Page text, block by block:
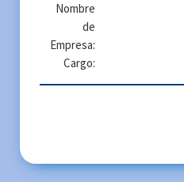
Nombre
de
Empresa:
Cargo: